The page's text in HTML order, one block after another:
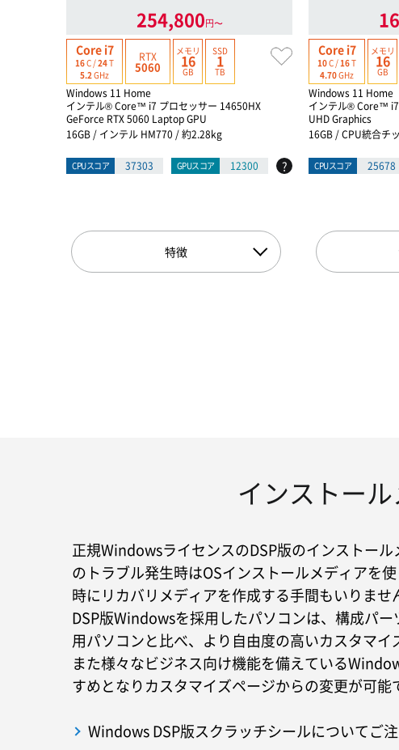
254,800円〜
Core i7
16C /24T
5.2 GHz
RTX
5060
メモリ
16
GB
SSD
1
TB
Windows 11 Home
インテル® Core™ i7 プロセッサー 14650HX
GeForce RTX 5060 Laptop GPU
16GB / インテル HM770 / 約2.28kg
CPUスコア 37303 GPUスコア 12300 ?
Core i7
10C /16T
4.70GHz
メモリ
16
GB
Windows 11 Home
インテル® Core™
UHD Graphics
16GB / CPU統合チ
CPUスコア 25678
特徴
インストー
正規WindowsライセンスのDSP版のインストー
のトラブル発生時はOSインストールメディアを
時にリカバリメディアを作成する手間もいりませ
DSP版Windowsを採用したパソコンは、構成パ
用パソコンと比べ、より自由度の高いカスタマイ
また様々なビジネス向け機能を備えている
すめとなりカスタマイズページからの変更が可能
Windows DSP版スクラッチシールについてご